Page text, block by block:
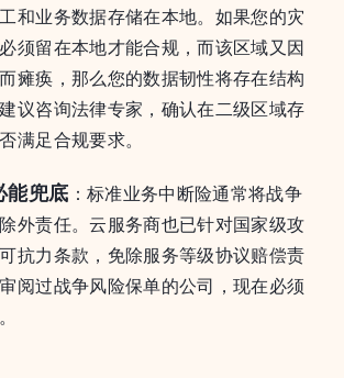
和业务数据存储在本地。如果您的灾
须留在本地才能合规，而该区域又因
瘫痪，那么您的数据韧性将存在结构
议咨询法律专家，确认在二级区域存
满足合规要求。
能兜底 ：标准业务中断险通常将战争
外责任。云服务商也已针对国家级攻
抗力条款，免除服务等级协议赔偿责
阅过战争风险保单的公司，现在必须